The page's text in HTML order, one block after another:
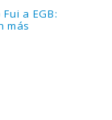
a EGB:
más